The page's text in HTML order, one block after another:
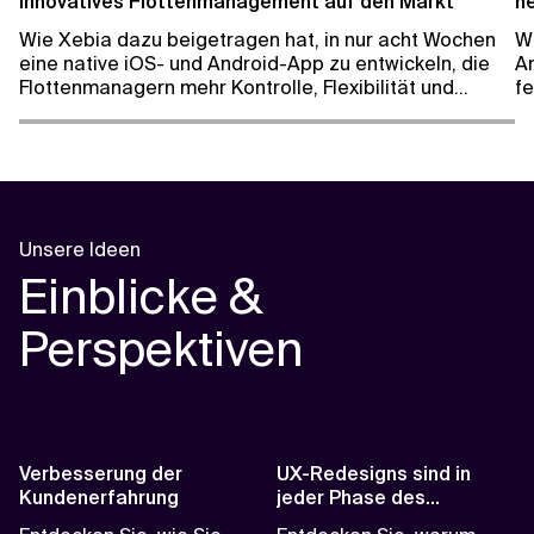
Wie Xebia dazu beigetragen hat, in nur acht Wochen
eine native iOS- und Android-App zu entwickeln, die
Flottenmanagern mehr Kontrolle, Flexibilität und
Unsere Ideen
Einblicke &
Perspektiven
Verbesserung der
Kundenerfahrung
UX-Redesigns sind in
jeder Phase des